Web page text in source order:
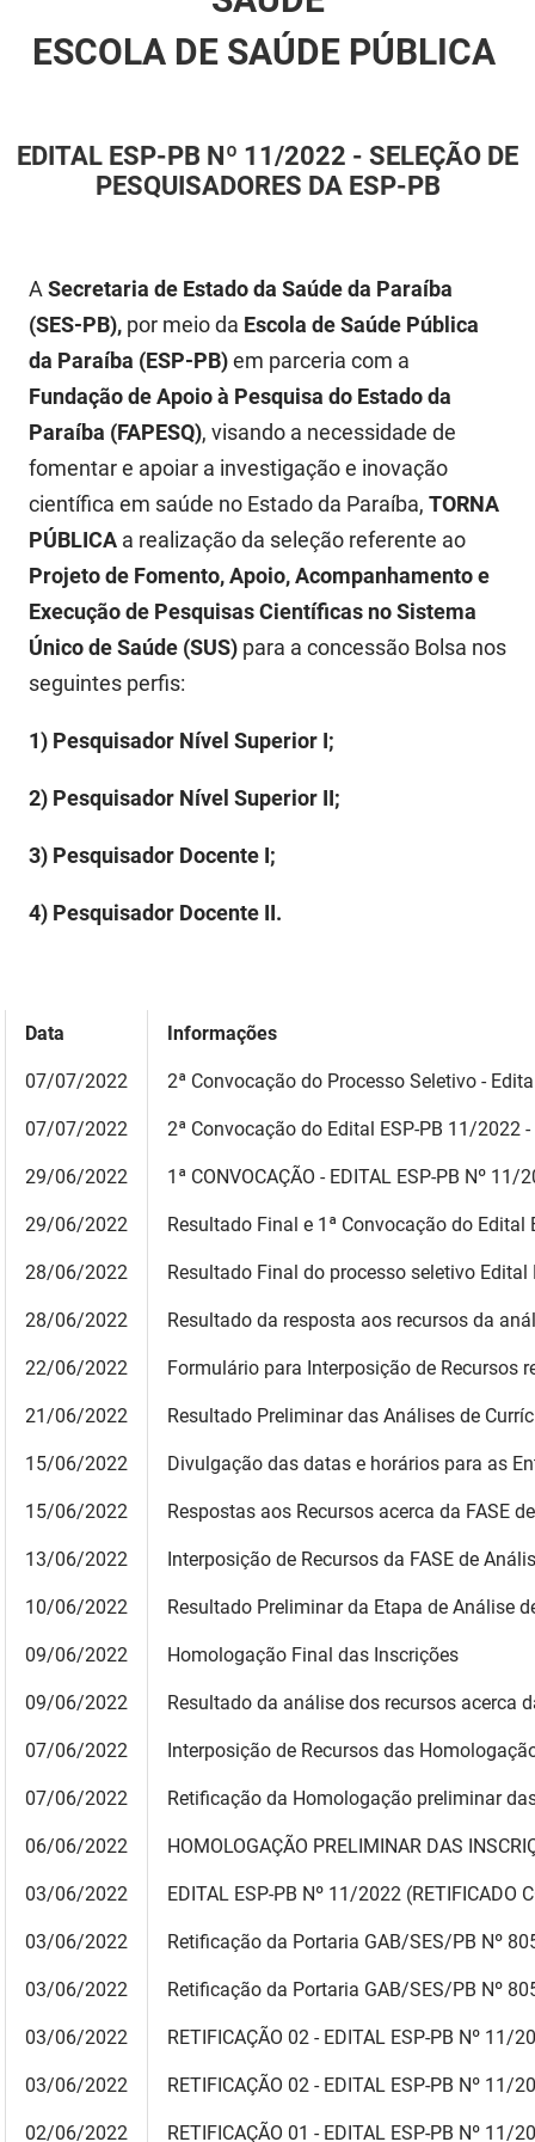
Turismo e Desenvolvimento Econômico
JUCEP
LIFESA
LOTEP
Ouvidoria Geral do Estado
PBGÁS
PB Saúde
PBTUR
PROCASE
PROCON
Polícia Militar
Rádio Tabajara
SUDEMA
SUPLAN
UEPB
ESCOLA DE SAÚDE PÚBLICA
EDITAL ESP-PB Nº 11/2022 - SELEÇÃO DE
PESQUISADORES DA ESP-PB
A Secretaria de Estado da Saúde da Paraíba
(SES-PB), por meio da Escola de Saúde Pública
da Paraíba (ESP-PB)em parceria com a
Fundação de Apoio à Pesquisa do Estado da
Paraíba (FAPESQ), visando a necessidade de
fomentar e apoiar a investigação e inovação
científica em saúde no Estado da Paraíba, TORNA
PÚBLICA a realização da seleção referente ao
Projeto de Fomento, Apoio, Acompanhamento e
Execução de Pesquisas Científicas no Sistema
Único de Saúde (SUS) para a concessão Bolsa nos
seguintes perfis:
1) Pesquisador Nível Superior I;
2) Pesquisador Nível Superior II;
3) Pesquisador Docente I;
4) Pesquisador Docente II.
Data Informações
07/07/2022 2ª Convocação do Processo Seletivo -
07/07/2022 2ª Convocação do Edital ESP-PB 11/2022 -
29/06/2022 1ª CONVOCAÇÃO - EDITAL ESP-PB Nº 11/
29/06/2022 Resultado Final e 1ª Convocação do Edital
28/06/2022 Resultado Final do processo seletivo Edital
28/06/2022 Resultado da resposta aos recursos da
22/06/2022 Formulário para Interposição de Recursos
21/06/2022 Resultado Preliminar das Análises de
15/06/2022 Divulgação das datas e horários para as
15/06/2022 Respostas aos Recursos acerca da FASE
13/06/2022 Interposição de Recursos da FASE de
10/06/2022 Resultado Preliminar da Etapa de Análise
09/06/2022 Homologação Final das Inscrições
09/06/2022 Resultado da análise dos recursos acerca
07/06/2022 Interposição de Recursos das
07/06/2022 Retificação da Homologação preliminar
06/06/2022 HOMOLOGAÇÃO PRELIMINAR DAS
03/06/2022 EDITAL ESP-PB Nº 11/2022 (RETIFICADO
03/06/2022 Retificação da Portaria GAB/SES/PB Nº
03/06/2022 Retificação da Portaria GAB/SES/PB Nº
03/06/2022 RETIFICAÇÃO 02 - EDITAL ESP-PB Nº 11/
03/06/2022 RETIFICAÇÃO 02 - EDITAL ESP-PB Nº 11/
02/06/2022 RETIFICAÇÃO 01 - EDITAL ESP-PB Nº 11/